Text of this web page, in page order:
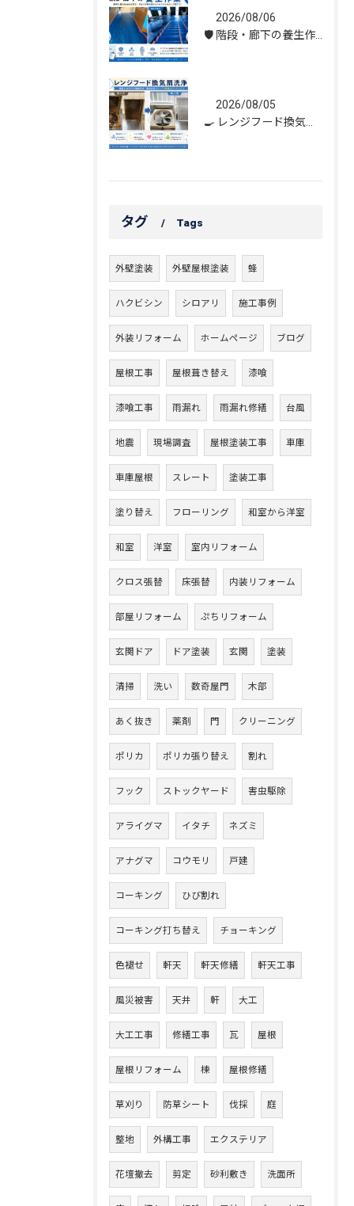
2026/08/06
2026/08/05
タグ Tags
外壁塗装 外壁屋根塗装 蜂
ハクビシン シロアリ 施工事例
外装リフォーム ホームページ ブログ
屋根工事 屋根葺き替え 漆喰
漆喰工事 雨漏れ 雨漏れ修繕 台風
地震 現場調査 屋根塗装工事 車庫
車庫屋根 スレート 塗装工事
塗り替え フローリング 和室から洋室
和室 洋室 室内リフォーム
クロス張替 床張替 内装リフォーム
部屋リフォーム ぷちリフォーム
玄関ドア ドア塗装 玄関 塗装
清掃 洗い 数奇屋門 木部
あく抜き 薬剤 門 クリーニング
ポリカ ポリカ張り替え 割れ
フック ストックヤード 害虫駆除
アライグマ イタチ ネズミ
アナグマ コウモリ 戸建
コーキング ひび割れ
コーキング打ち替え チョーキング
色褪せ 軒天 軒天修繕 軒天工事
風災被害 天井 軒 大工
大工工事 修繕工事 瓦 屋根
屋根リフォーム 棟 屋根修繕
草刈り 防草シート 伐採 庭
整地 外構工事 エクステリア
花壇撤去 剪定 砂利敷き 洗面所